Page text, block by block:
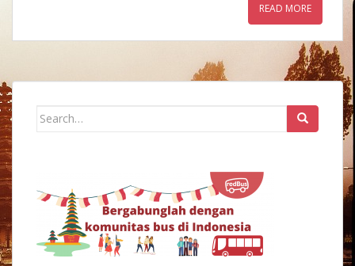
READ MORE
Search